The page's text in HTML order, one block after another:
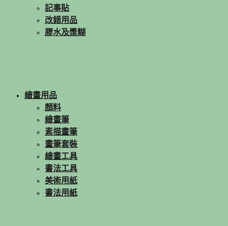
記事貼
改錯用品
膠水及漿糊
繪畫用品
顏料
繪畫筆
素描畫筆
畫筆套裝
繪畫工具
書法工具
美術用紙
書法用紙